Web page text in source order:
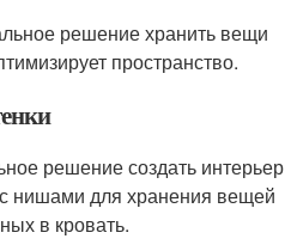
решение хранить вещи
пространство.
решение создать интерьер
нишами для хранения вещей
в кровать.